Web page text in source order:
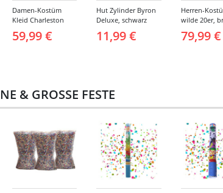
Damen-Kostüm
Kleid Charleston
Verschiedene
59,99 €
Hut Zylinder Byron
Deluxe, schwarz
11,99 €
Herren-
wilde 20er,
Größen (46-64)
79,99 €
& GROSSE FESTE